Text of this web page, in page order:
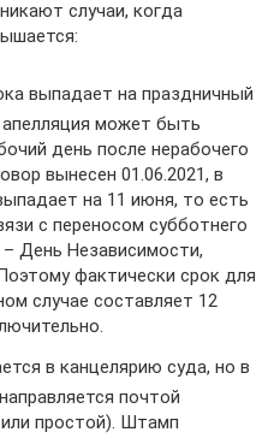
случаи, когда
выпадает на праздничный
может быть
день после нерабочего
вынесен 01.06.2021, в
на 11 июня, то есть
с переносом субботнего
День Независимости,
фактически срок для
случае составляет 12
в канцелярию суда, но в
почтой
простой). Штамп